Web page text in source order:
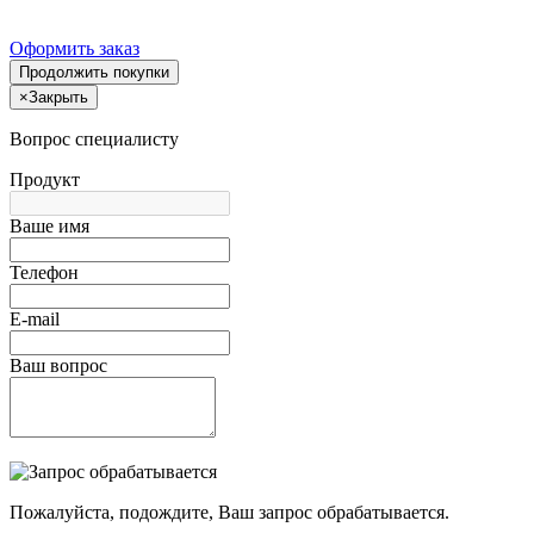
Оформить заказ
Продолжить покупки
×Закрыть
Вопрос специалисту
Продукт
Ваше имя
Телефон
E-mail
Ваш вопрос
Пожалуйста, подождите, Ваш запрос обрабатывается.